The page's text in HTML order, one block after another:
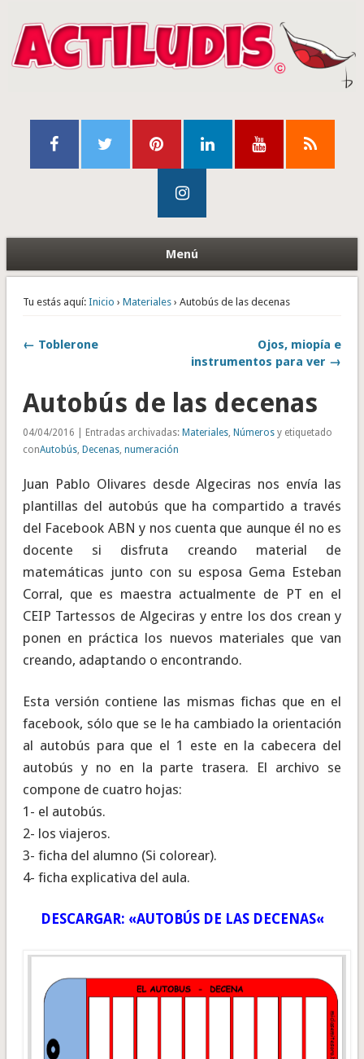
Menú
Tu estás aquí: Inicio › Materiales› Autobús de las decenas
← Toblerone
Ojos, miopía e
instrumentos para ver →
Autobús de las decenas
04/04/2016 | Entradas archivadas: Materiales, Númerosy etiquetado
conAutobús, Decenas, numeración
Juan Pablo Olivares desde Algeciras nos envía las
plantillas del autobús que ha compartido a través
del Facebook ABN y nos cuenta que aunque él no es
docente si disfruta creando material de
matemáticas junto con su esposa Gema Esteban
Corral, que es maestra actualmente de PT en el
CEIP Tartessos de Algeciras y entre los dos crean y
ponen en práctica los nuevos materiales que van
creando, adaptando o encontrando.
Esta versión contiene las mismas fichas que en el
facebook, sólo que se le ha cambiado la orientación
al autobús para que el 1 este en la cabecera del
autobús y no en la parte trasera. El archivo se
compone de cuatro hojas:
1- el autobús.
2- los viajeros.
3- ficha del alumno (Si colorear).
4- ficha explicativa del aula.
DESCARGAR: «AUTOBÚS DE LAS DECENAS«